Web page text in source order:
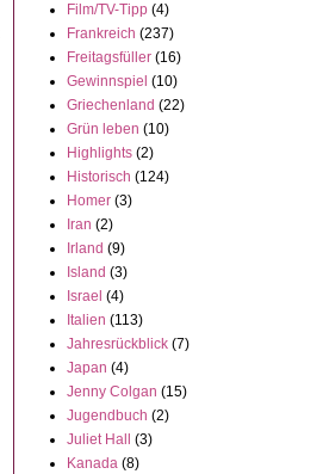
Film/TV-Tipp (4)
Frankreich (237)
Freitagsfüller (16)
Gewinnspiel (10)
Griechenland (22)
Grün leben (10)
Highlights (2)
Historisch (124)
Homer (3)
Iran (2)
Irland (9)
Island (3)
Israel (4)
Italien (113)
Jahresrückblick (7)
Japan (4)
Jenny Colgan (15)
Jugendbuch (2)
Juliet Hall
(3)
Kanada (8)